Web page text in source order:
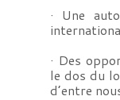
· Une
· Des
le dos du
d’entre